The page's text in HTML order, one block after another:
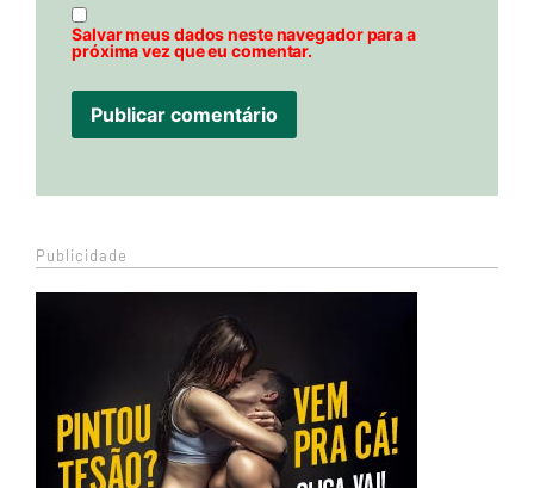
Salvar meus dados neste navegador para a
próxima vez que eu comentar.
Publicidade